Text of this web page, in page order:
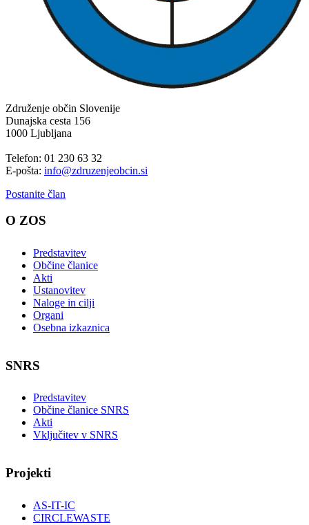
Združenje občin Slovenije
Dunajska cesta 156
1000 Ljubljana
Telefon: 01 230 63 32
E-pošta: info@zdruzenjeobcin.si
Postanite član
O ZOS
Predstavitev
Občine članice
Akti
Ustanovitev
Naloge in cilji
Organi
Osebna izkaznica
SNRS
Predstavitev
Občine članice SNRS
Akti
Vključitev v SNRS
Projekti
AS-IT-IC
CIRCLEWASTE